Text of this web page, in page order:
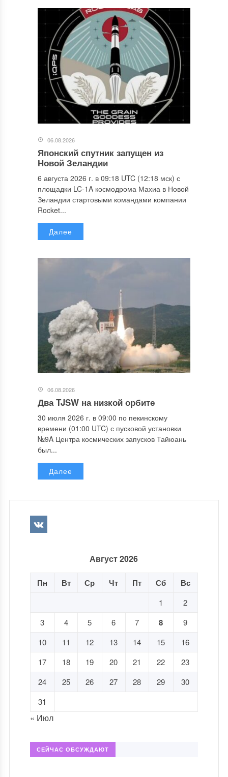
06.08.2026
Японский спутник запущен из
Новой Зеландии
6 августа 2026 г. в 09:18 UTC (12:18 мск) с
площадки LC-1A космодрома Махиа в Новой
Зеландии стартовыми командами компании
Rocket...
Далее
06.08.2026
Два TJSW на низкой орбите
30 июля 2026 г. в 09:00 по пекинскому
времени (01:00 UTC) с пусковой установки
№9A Центра космических запусков Тайюань
был...
Далее
Август 2026
Пн Вт Ср Чт Пт Сб Вс
1
2
3
4 5 6 7 8
9
10
11 12 13 14 15
16
17
18 19 20 21 22
23
24
25 26 27 28 29
30
31
« Июл
СЕЙЧАС ОБСУЖДАЮТ